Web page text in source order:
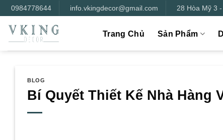
qua
nội
dung
0984778644 info.vkingdecor@gmail.com 28 Hòa Mỹ 3
Trang Chủ Sản Phẩm
BLOG
Bí Quyết Thiết Kế Nhà Hàng